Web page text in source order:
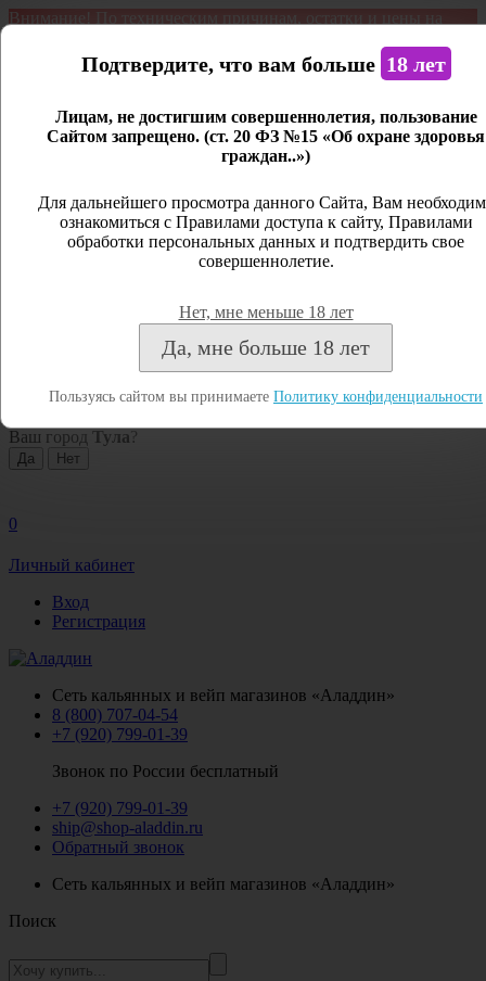
Внимание! По техническим причинам, остатки и цены на
является демонстрационным. Дистанционная продажа не
Открыть сайдбар
Личный кабинет
Закрыть
Посмотреть все результаты
Ваш город Тула ?
0
Личный кабинет
Вход
Регистрация
Сеть кальянных и вейп магазинов «Аладдин»
8 (800) 707-04-54
+7 (920) 799-01-39
Звонок по России бесплатный
+7 (920) 799-01-39
ship@shop-aladdin.ru
Обратный звонок
Сеть кальянных и вейп магазинов «Аладдин»
Поиск
Подтвердите, что вам больше 18 лет
Лицам, не достигшим совершеннолетия, пользование
Сайтом запрещено. (ст. 20 ФЗ №15 «Об охране здоровья
граждан..»)
Для дальнейшего просмотра данного Сайта, Вам
ознакомиться с Правилами доступа к сайту, Правилами
обработки персональных данных и подтвердить свое
совершеннолетие.
Нет, мне меньше 18 лет
Да, мне больше 18 лет
Пользуясь сайтом вы принимаете Политику конфиденциальности